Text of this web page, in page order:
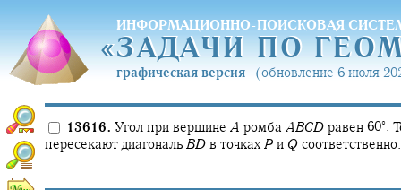
ИНФОРМАЦИОННО-ПОИСКОВАЯ
«ЗАДАЧИ ПО
«ЗАДАЧИ ПО
графическая версия (обновление 6 июля
13616. Угол при вершине A ромба ABCD равен 60‍∘ .
пересекают диагональ BD в точках P и Q